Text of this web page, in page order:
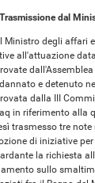
Trasmissione dal
degli affari
all'attuazione
e detenuto
dalla III
in riferimento alla
trasmesso tre
di iniziative
la richiesta
sullo